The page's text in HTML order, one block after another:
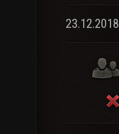
23.12.2018